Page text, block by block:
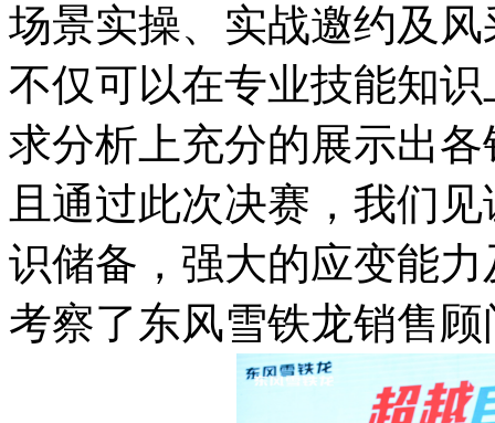
场景实操、实战邀约及
不仅可以在专业技能知
求分析上充分的展示出
且通过此次决赛，我们
识储备，强大的应变能
考察了东风雪铁龙销售